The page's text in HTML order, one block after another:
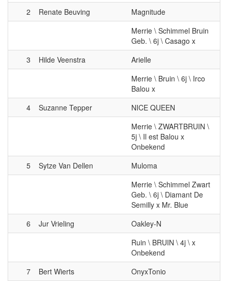
2
Renate Beuving
Magnitude
Merrie \ Schimmel Bruin
Geb. \ 6j \ Casago x
3
Hilde Veenstra
Arielle
Merrie \ Bruin \ 6j \ Irco
Balou x
4
Suzanne Tepper
NICE QUEEN
Merrie \ ZWARTBRUIN \
5j \ Il est Balou x
Onbekend
5
Sytze Van Dellen
Muloma
Merrie \ Schimmel Zwart
Geb. \ 6j \ Diamant De
Semilly x Mr. Blue
6
Jur Vrieling
Oakley-N
Ruin \ BRUIN \ 4j \ x
Onbekend
7
Bert Wierts
OnyxTonio